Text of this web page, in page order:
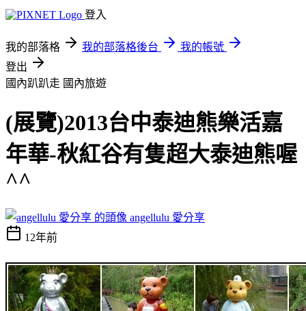
登入
我的部落格 我的部落格後台
我的帳號
登出
國內趴趴走 國內旅遊
(展覽)2013台中泰迪熊樂活嘉
年華-秋紅谷有隻超大泰迪熊喔
^^
angellulu 愛分享
12年前